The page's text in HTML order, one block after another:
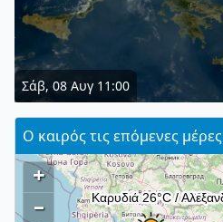
Σάβ, 08 Αυγ 11:00
Ο καιρός τις επόμενες μέρες
+
–